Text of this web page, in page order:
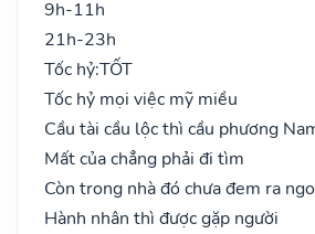
9h-11h
21h-23h
Tốc hỷ:TỐT
Tốc hỷ mọi việc mỹ miều
Cầu tài cầu lộc thì cầu phương
Mất của chẳng phải đi tìm
Còn trong nhà đó chưa đem ra
Hành nhân thì được gặp người